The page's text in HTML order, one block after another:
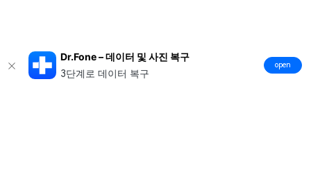
Dr.Fone – 데이터 및 사진 복구
3단계로 데이터 복구
open